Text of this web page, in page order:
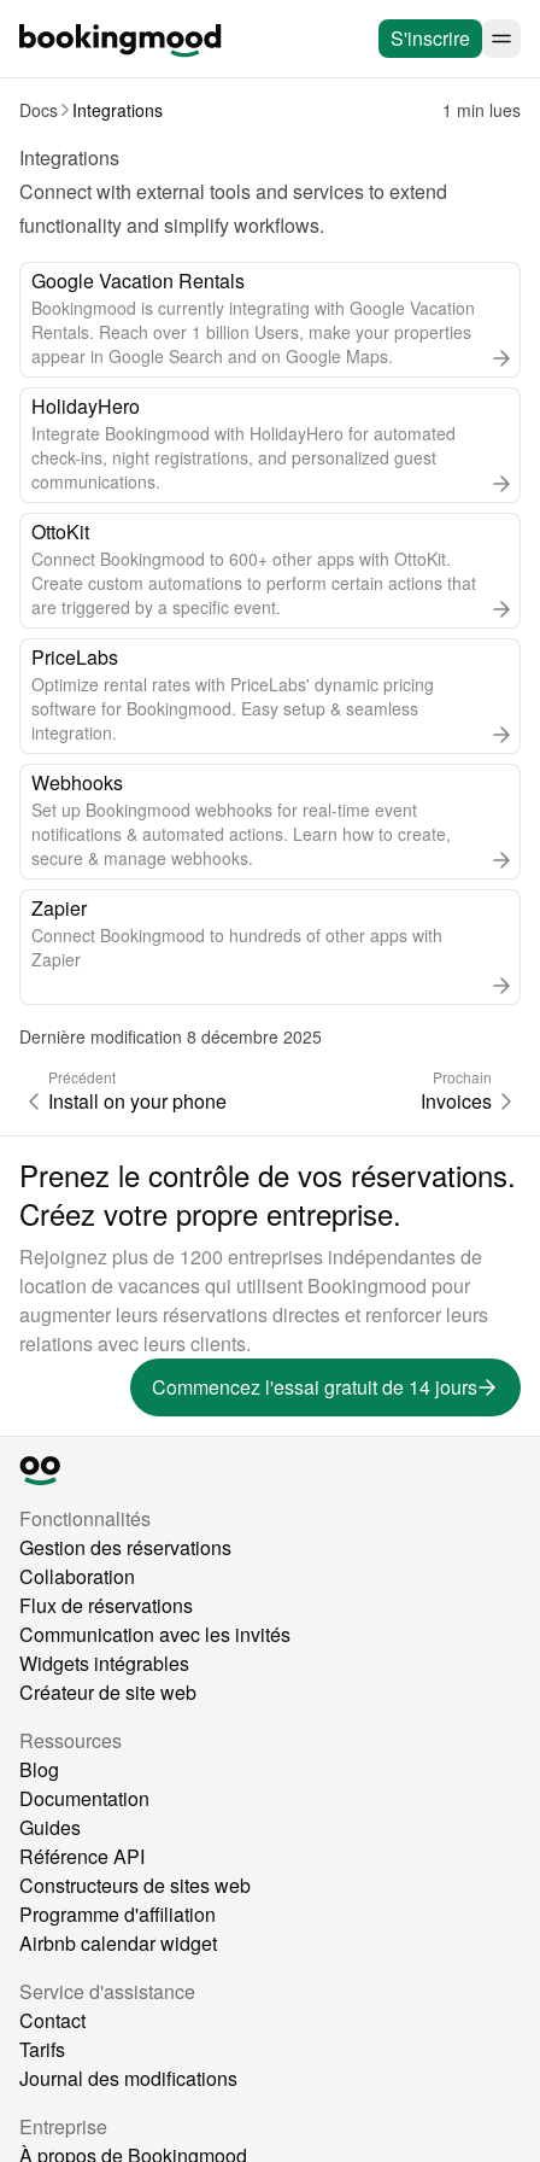
S'inscrire
Docs Integrations 1 min lues
Integrations
Connect with external tools and services to extend
functionality and simplify workflows.
Google Vacation Rentals
Bookingmood is currently integrating with Google Vacation
Rentals. Reach over 1 billion Users, make your properties
appear in Google Search and on Google Maps.
HolidayHero
Integrate Bookingmood with HolidayHero for automated
check-ins, night registrations, and personalized guest
communications.
OttoKit
Connect Bookingmood to 600+ other apps with OttoKit.
Create custom automations to perform certain actions that
are triggered by a specific event.
PriceLabs
Optimize rental rates with PriceLabs' dynamic pricing
software for Bookingmood. Easy setup & seamless
integration.
Webhooks
Set up Bookingmood webhooks for real-time event
notifications & automated actions. Learn how to create,
secure & manage webhooks.
Zapier
Connect Bookingmood to hundreds of other apps with
Zapier
Dernière modification 8 décembre 2025
Précédent
Install on your phone
Prochain
Invoices
Prenez le contrôle de vos réservations.
Créez votre propre entreprise.
Rejoignez plus de 1200 entreprises indépendantes de
location de vacances qui utilisent Bookingmood pour
augmenter leurs réservations directes et renforcer leurs
relations avec leurs clients.
Commencez l'essai gratuit de 14 jours
Fonctionnalités
Gestion des réservations
Collaboration
Flux de réservations
Communication avec les invités
Widgets intégrables
Créateur de site web
Ressources
Blog
Documentation
Guides
Référence API
Constructeurs de sites web
Programme d'affiliation
Airbnb calendar widget
Service d'assistance
Contact
Tarifs
Journal des modifications
Entreprise
À propos de Bookingmood